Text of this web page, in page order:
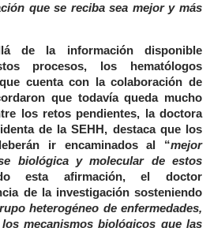
que se reciba sea mejor y más
de la información disponible
procesos, los hematólogos
cuenta con la colaboración de
que todavía queda mucho
los retos pendientes, la doctora
de la SEHH, destaca que los
ir encaminados al “mejor
biológica y molecular de estos
esta afirmación, el doctor
de la investigación sosteniendo
heterogéneo de enfermedades,
mecanismos biológicos que las